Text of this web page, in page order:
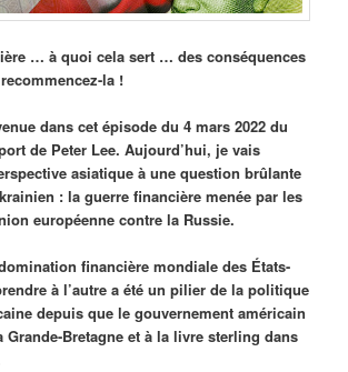
… à quoi cela sert … des conséquences
la !
dans cet épisode du 4 mars 2022 du
de Peter Lee. Aujourd’hui, je vais
asiatique à une question brûlante
: la guerre financière menée par les
européenne contre la Russie.
financière mondiale des États-
à l’autre a été un pilier de la politique
depuis que le gouvernement américain
Grande-Bretagne et à la livre sterling dans